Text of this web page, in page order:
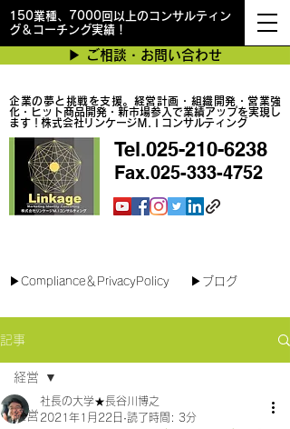
150業種、7000回以上のコンサルティン
グ＆コーチング実績！
企業の夢と挑戦を支援。経営計画・組織開発・営業強
化・ヒット商品開発・新市場参入で業績アップを実現し
ます！株式会社リンケージＭ.Ｉコンサルティング
▶︎ ご相談・お問い合わせ
Tel.025-210-6238
Fax.025-333-4752
▶︎Compliance＆PrivacyPolicy ▶︎ブログ
記事
経営
経営
社長の大学★長谷川博之
2021年1月22日 読了時間: 3分